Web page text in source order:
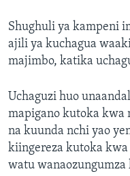
Shughuli ya kampeni
ajili ya kuchagua
majimbo, katika
Uchaguzi huo
mapigano kutoka kwa
na kuunda nchi yao
kiingereza kutoka kwa
watu wanaozungumza